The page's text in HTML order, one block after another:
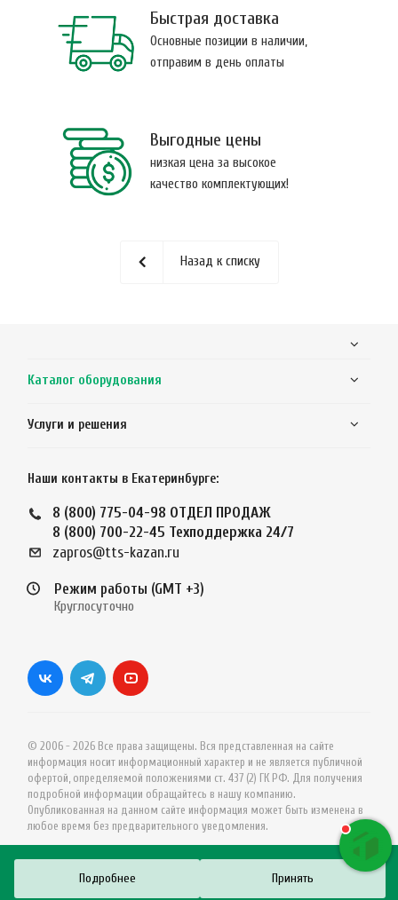
Быстрая доставка
Основные позиции в наличии,
отправим в день оплаты
Выгодные цены
низкая цена за высокое
качество комплектующих!
Назад к списку
Каталог оборудования
Услуги и решения
Наши контакты в Екатеринбурге:
8 (800) 775-04-98 ОТДЕЛ ПРОДАЖ
8 (800) 700-22-45 Техподдержка 24/7
zapros@tts-kazan.ru
Режим работы (GMT +3)
Круглосуточно
© 2006 - 2026 Все права защищены. Вся представленная на сайте
информация носит информационный характер и не является публичной
офертой, определяемой положениями ст. 437 (2) ГК РФ. Для получения
подробной информации обращайтесь в нашу компанию.
Опубликованная на данном сайте информация может быть изменена в
любое время без предварительного уведомления.
Подробнее Принять